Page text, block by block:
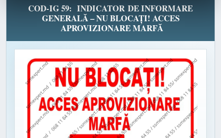
COD-IG 59: INDICATOR DE INFORMARE
GENERALĂ – NU BLOCAȚI! ACCES
APROVIZIONARE MARFĂ